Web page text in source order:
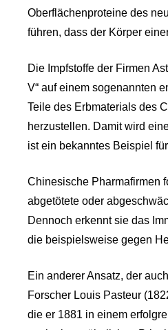
Oberflächenproteine des
führen, dass der Körper
Die Impfstoffe der Firmen
V“ auf einem sogenannten
Teile des Erbmaterials des
herzustellen. Damit wird
ist ein bekanntes Beispiel
Chinesische Pharmafirmen
abgetötete oder
Dennoch erkennt sie das
die beispielsweise gegen
Ein anderer Ansatz, der
Forscher Louis Pasteur
die er 1881 in einem